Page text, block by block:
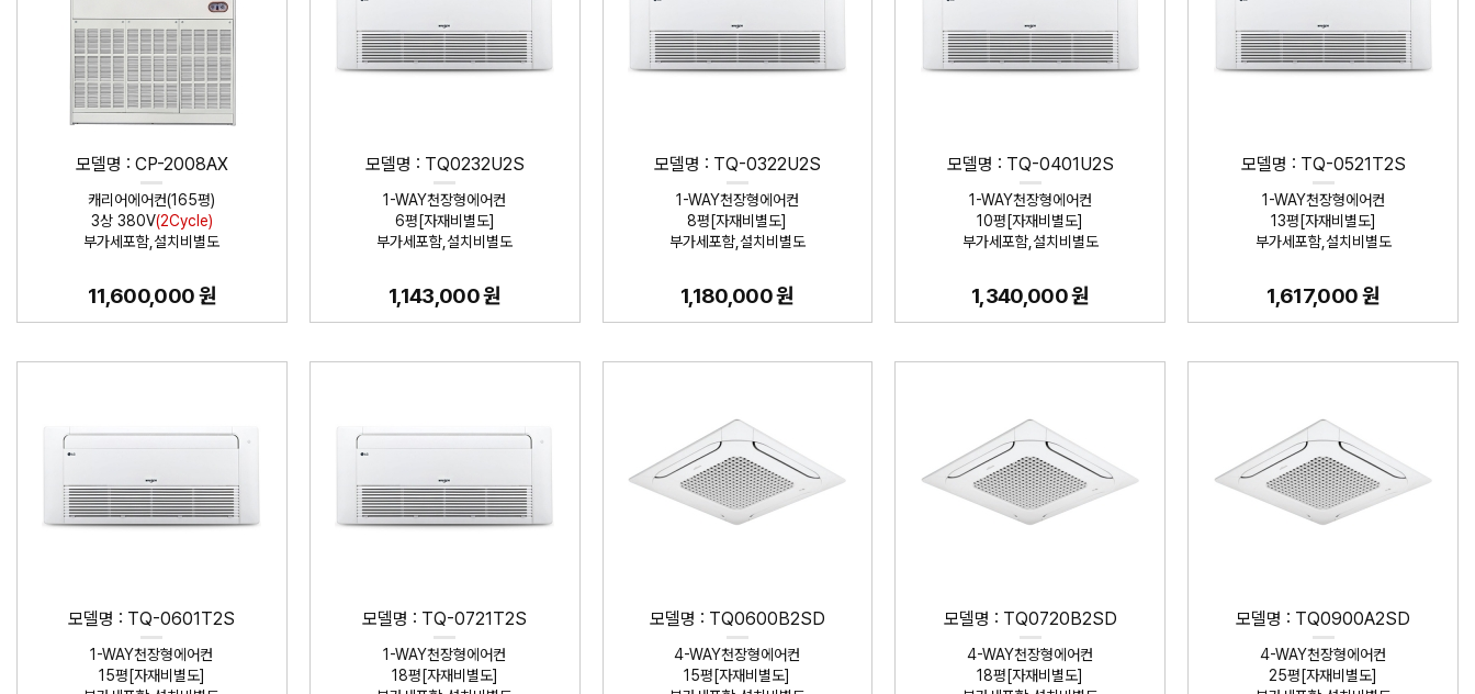
모델명 : CP-2008AX
캐리어에어컨(165평)
3상 380V(2Cycle)
부가세포함,설치비별도
11,600,000 원
모델명 : TQ0232U2S
1-WAY천장형에어컨
6평[자재비별도]
부가세포함,설치비별도
1,143,000 원
모델명 : TQ-0322U2S
1-WAY천장형에어컨
8평[자재비별도]
부가세포함,설치비별도
1,180,000 원
모델명 : TQ-0401U2S
1-WAY천장형에어컨
10평[자재비별도]
부가세포함,설치비별도
1,340,000 원
모델명 : TQ-0521T2S
1-WAY천장형에어컨
13평[자재비별도]
부가세포함,설치비별도
1,617,000 원
모델명 : TQ-0601T2S
1-WAY천장형에어컨
15평[자재비별도]
모델명 : TQ-0721T2S
1-WAY천장형에어컨
18평[자재비별도]
모델명 : TQ0600B2SD
4-WAY천장형에어컨
15평[자재비별도]
모델명 : TQ0720B2SD
4-WAY천장형에어컨
18평[자재비별도]
모델명 : TQ0900A2SD
4-WAY천장형에어컨
25평[자재비별도]